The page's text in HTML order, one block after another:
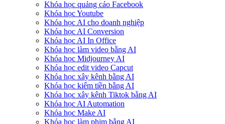
Khóa học quảng cáo Facebook
Khóa học Youtube
Khóa học AI cho doanh nghiệp
Khóa học AI Conversion
Khóa học AI In Office
Khóa học làm video bằng AI
Khóa học Midjourney AI
Khóa học edit video Capcut
Khóa học xây kênh bằng AI
Khóa học kiếm tiền bằng AI
Khóa học xây kênh Tiktok bằng AI
Khóa học AI Automation
Khóa học Make AI
Khóa học làm phim bằng AI